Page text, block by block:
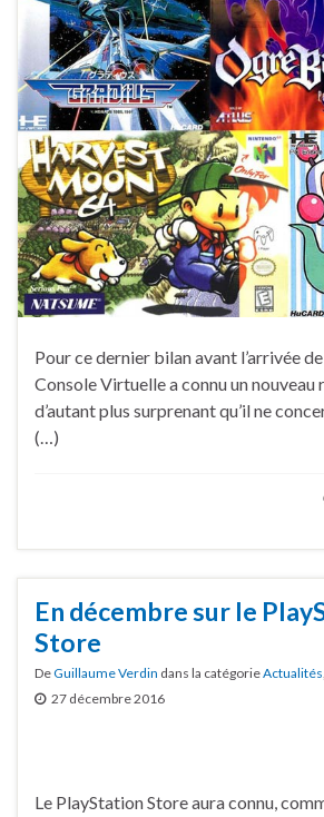
Pour ce dernier bilan avant l’arrivée
Console Virtuelle a connu un
d’autant plus surprenant qu’il ne
(…)
En décembre sur le
Store
DeGuillaume Verdin dans la catégorieActualités,
27 décembre 2016
Le PlayStation Store aura connu,